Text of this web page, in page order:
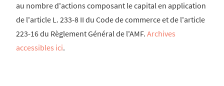
au nombre d'actions composant le capital en application
de l'article L. 233-8 II du Code de commerce et de l'article
223-16 du Règlement Général de l'AMF. Archives
accessibles ici.